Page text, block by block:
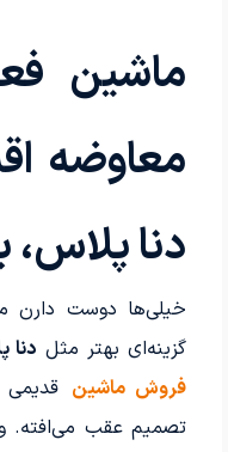
ماشین
معاوضه
دنا
خیلی‌ها دوست دارن
گزینه‌ای بهتر مثل دنا
فروش ماشین
تصمیم عقب می‌افته.